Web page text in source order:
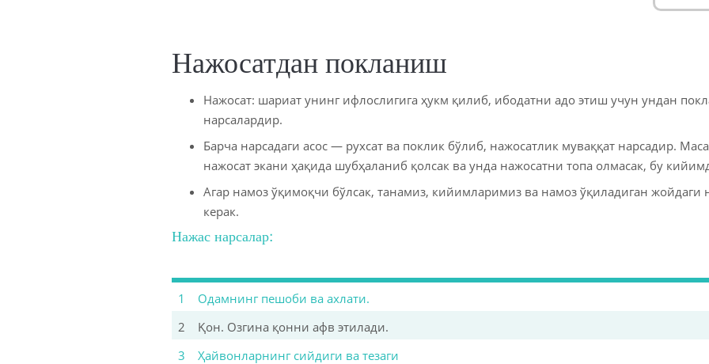
Нажосатдан покланиш
Нажосат: шариат унинг ифлослигига ҳукм қилиб, ибодатни адо этиш учун ундан
нарсалардир.
Барча нарсадаги асос — рухсат ва поклик бўлиб, нажосатлик муваққат нарсадир.
нажосат экани ҳақида шубҳаланиб қолсак ва унда нажосатни топа олмасак, бу
Агар намоз ўқимоқчи бўлсак, танамиз, кийимларимиз ва намоз ўқиладиган жойдаги
керак.
Нажас нарсалар:
1
Одамнинг пешоби ва ахлати.
2
Қон. Озгина қонни афв этилади.
3
Ҳайвонларнинг сийдиги ва тезаги